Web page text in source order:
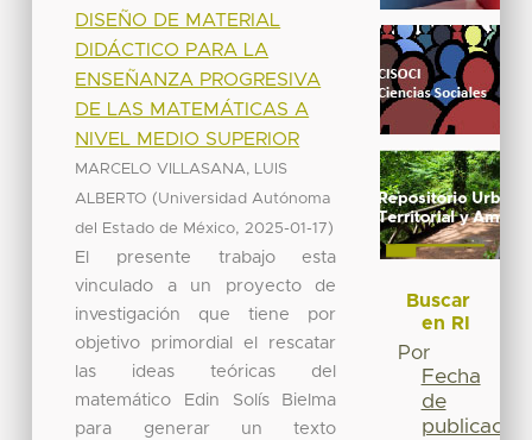
DISEÑO DE MATERIAL
DIDÁCTICO PARA LA
ENSEÑANZA PROGRESIVA
DE LAS MATEMÁTICAS A
NIVEL MEDIO SUPERIOR
MARCELO VILLASANA, LUIS
ALBERTO (Universidad Autónoma
del Estado de México, 2025-01-17)
El presente trabajo esta
vinculado a un proyecto de
investigación que tiene por
objetivo primordial el rescatar
las ideas teóricas del
matemático Edin Solís Bielma
para generar un texto
Buscar
en RI
Por
Fecha
de
publicación